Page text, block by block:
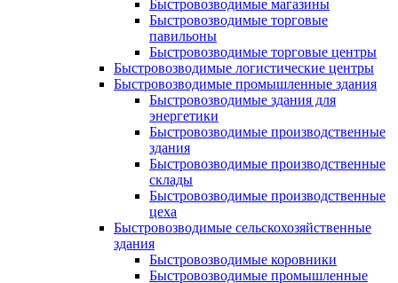
Быстровозводимые магазины
Быстровозводимые торговые
павильоны
Быстровозводимые торговые центры
Быстровозводимые логистические центры
Быстровозводимые промышленные здания
Быстровозводимые здания для
энергетики
Быстровозводимые производственные
здания
Быстровозводимые производственные
склады
Быстровозводимые производственные
цеха
Быстровозводимые сельскохозяйственные
здания
Быстровозводимые коровники
Быстровозводимые промышленные